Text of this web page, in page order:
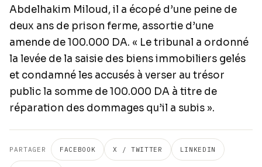
Abdelhakim Miloud, il a écopé d’une peine de
deux ans de prison ferme, assortie d’une
amende de 100.000 DA. « Le tribunal a ordonné
la levée de la saisie des biens immobiliers gelés
et condamné les accusés à verser au trésor
public la somme de 100.000 DA à titre de
réparation des dommages qu’il a subis ».
PARTAGER FACEBOOK X / TWITTER LINKEDIN